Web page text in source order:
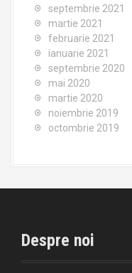
septembrie 2021
martie 2021
februarie 2021
ianuarie 2021
septembrie 2020
mai 2020
martie 2020
noiembrie 2019
octombrie 2019
Despre noi